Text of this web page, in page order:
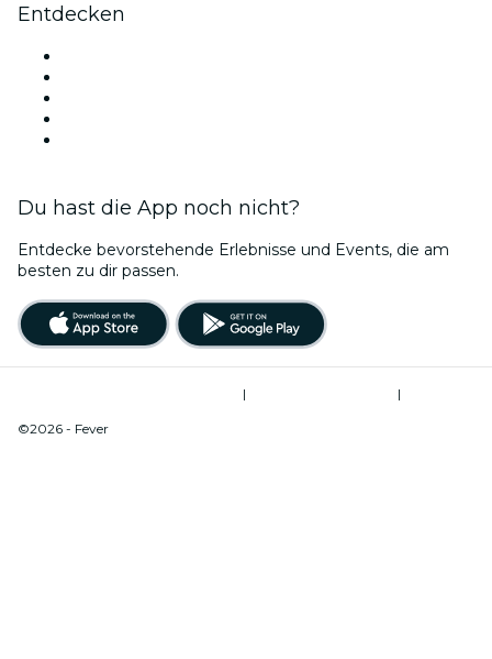
Entdecken
Du hast die App noch nicht?
Entdecke bevorstehende Erlebnisse und Events, die am
besten zu dir passen.
|
|
©2026 - Fever